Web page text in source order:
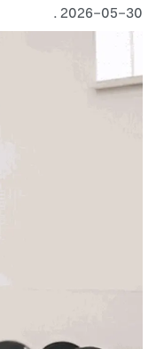
2026-05-30
.